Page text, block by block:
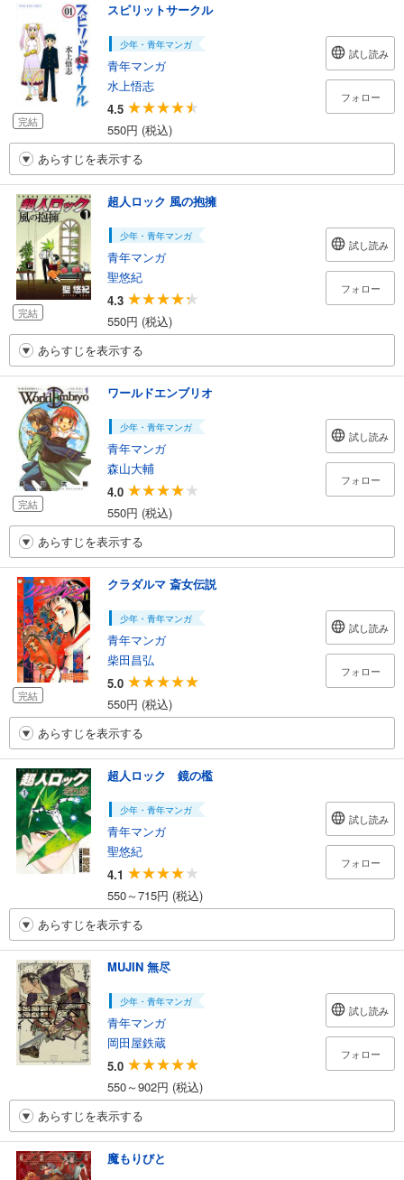
完結
スピリットサークル
少年・青年マンガ
青年マンガ
水上悟志
4.5
550円 (税込)
試し読み
フォロー
あらすじを表示する
完結
超人ロック 風の抱擁
少年・青年マンガ
青年マンガ
聖悠紀
4.3
550円 (税込)
試し読み
フォロー
あらすじを表示する
完結
ワールドエンブリオ
少年・青年マンガ
青年マンガ
森山大輔
4.0
550円 (税込)
試し読み
フォロー
あらすじを表示する
完結
クラダルマ 斎女伝説
少年・青年マンガ
青年マンガ
柴田昌弘
5.0
550円 (税込)
試し読み
フォロー
あらすじを表示する
超人ロック 鏡の檻
少年・青年マンガ
青年マンガ
聖悠紀
4.1
550～715円 (税込)
試し読み
フォロー
あらすじを表示する
MUJIN 無尽
少年・青年マンガ
青年マンガ
岡田屋鉄蔵
5.0
550～902円 (税込)
試し読み
フォロー
あらすじを表示する
魔もりびと